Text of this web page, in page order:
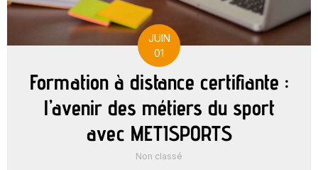
JUIN
01
Formation à distance certifiante :
l’avenir des métiers du sport
avec METISPORTS
Non classé